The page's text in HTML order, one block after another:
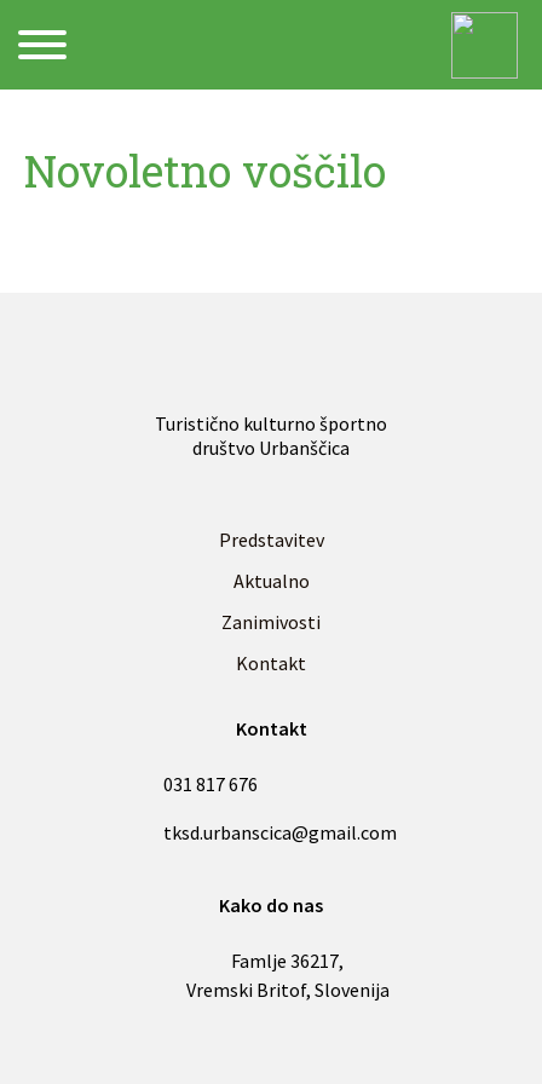
Novoletno voščilo
Turistično kulturno športno
društvo Urbanščica
Predstavitev
Aktualno
Zanimivosti
Kontakt
Kontakt
031 817 676
tksd.urbanscica@gmail.com
Kako do nas
Famlje 36217,
Vremski Britof, Slovenija